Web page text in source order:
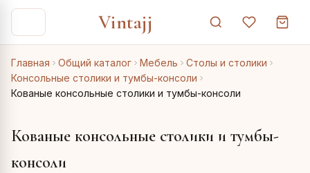
Vintajj
Главная Общий каталог Мебель
Столы и столики
Консольные столики и тумбы-консоли
Кованые консольные столики и тумбы-консоли
Кованые консольные столики и тумбы-
консоли